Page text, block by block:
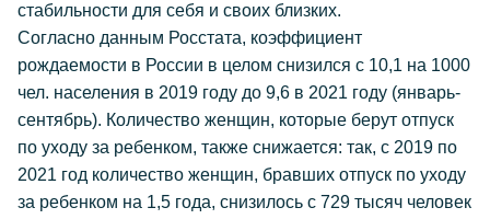
стабильности для себя и своих близких.
Согласно данным Росстата, коэффициент
рождаемости в России в целом снизился с 10,1 на 1000
чел. населения в 2019 году до 9,6 в 2021 году (январь-
сентябрь). Количество женщин, которые берут отпуск
по уходу за ребенком, также снижается: так, с 2019 по
2021 год количество женщин, бравших отпуск по уходу
за ребенком на 1,5 года, снизилось с 729 тысяч человек